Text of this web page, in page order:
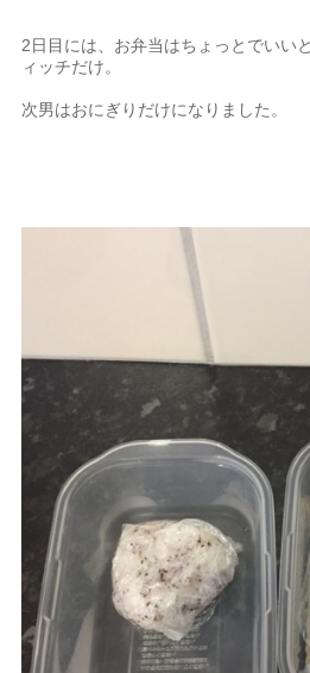
2日目には、お弁当はちょっとでいい
ィッチだけ。
次男はおにぎりだけになりました。